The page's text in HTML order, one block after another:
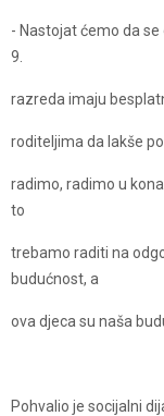
- Nastojat ćemo da se
9.
razreda imaju
roditeljima da lakše
radimo, radimo u
to
trebamo raditi na
budućnost, a
ova djeca su naša
Pohvalio je socijalni